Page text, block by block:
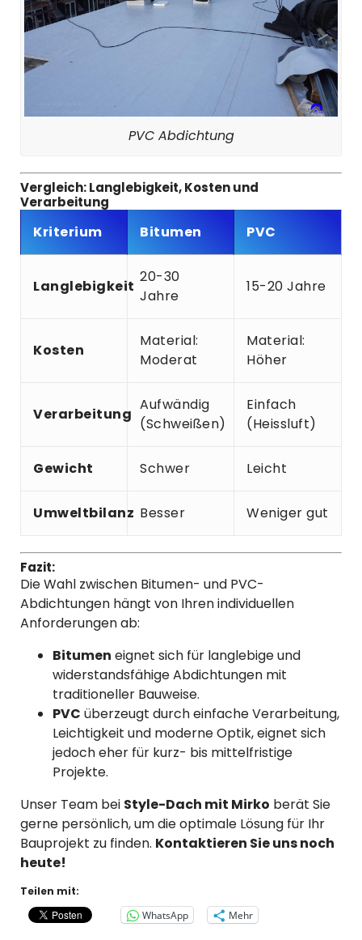
PVC Abdichtung
Vergleich: Langlebigkeit, Kosten und
Verarbeitung
Kriterium Bitumen PVC
Langlebigkeit
20-30
Jahre
15-20 Jahre
Kosten
Material:
Moderat
Material:
Höher
Verarbeitung
Aufwändig
(Schweißen)
Einfach
(Heissluft)
Gewicht Schwer Leicht
Umweltbilanz Besser Weniger gut
Fazit:
Die Wahl zwischen Bitumen- und PVC-
Abdichtungen hängt von Ihren individuellen
Anforderungen ab:
Bitumen eignet sich für langlebige und
widerstandsfähige Abdichtungen mit
traditioneller Bauweise.
PVC überzeugt durch einfache Verarbeitung,
Leichtigkeit und moderne Optik, eignet sich
jedoch eher für kurz- bis mittelfristige
Projekte.
Unser Team bei Style-Dach mit Mirko berät Sie
gerne persönlich, um die optimale Lösung für Ihr
Bauprojekt zu finden. Kontaktieren Sie uns noch
heute!
Teilen mit:
WhatsApp
Mehr